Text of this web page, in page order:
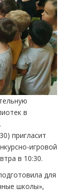
в
пригласит
игровой
в 10:30.
для
школы»,